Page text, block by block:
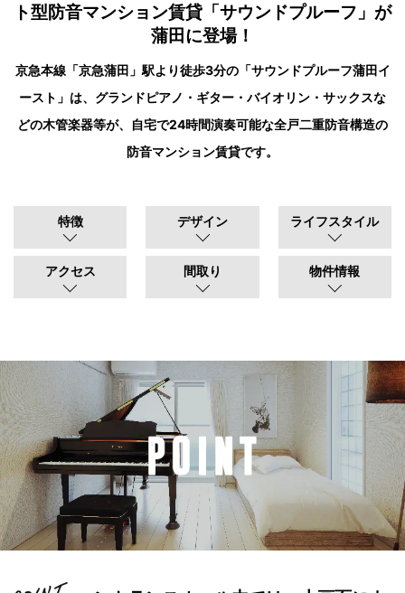
ト型防音マンション賃貸「サウンドプルーフ」が
蒲田に登場！
京急本線「京急蒲田」駅より徒歩3分の「サウンドプルーフ蒲田イ
ースト」は、グランドピアノ・ギター・バイオリン・サックスな
どの木管楽器等が、自宅で24時間演奏可能な全戸二重防音構造の
防音マンション賃貸です。
特徴 デザイン ライフスタイル
アクセス 間取り 物件情報